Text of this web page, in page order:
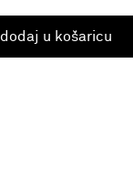
dodaj u košaricu